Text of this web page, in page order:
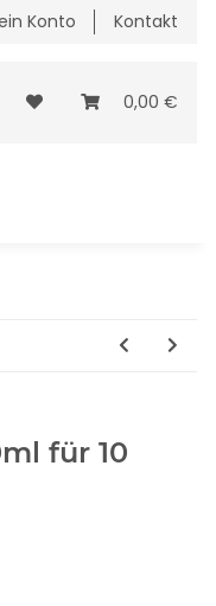
Konto Kontakt
0,00 €
für 10